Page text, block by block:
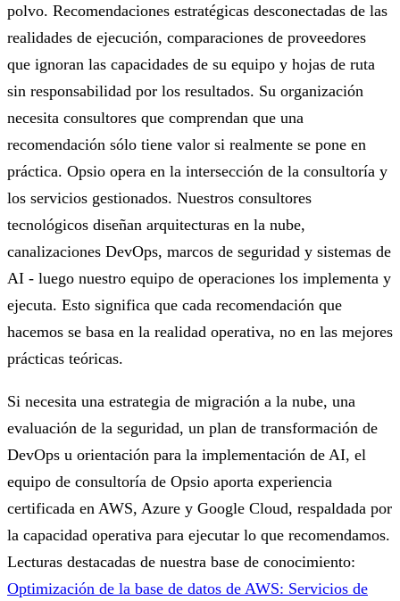
polvo. Recomendaciones estratégicas desconectadas de las
realidades de ejecución, comparaciones de proveedores
que ignoran las capacidades de su equipo y hojas de ruta
sin responsabilidad por los resultados. Su organización
necesita consultores que comprendan que una
recomendación sólo tiene valor si realmente se pone en
práctica. Opsio opera en la intersección de la consultoría y
los servicios gestionados. Nuestros consultores
tecnológicos diseñan arquitecturas en la nube,
canalizaciones DevOps, marcos de seguridad y sistemas de
AI - luego nuestro equipo de operaciones los implementa y
ejecuta. Esto significa que cada recomendación que
hacemos se basa en la realidad operativa, no en las mejores
prácticas teóricas.
Si necesita una estrategia de migración a la nube, una
evaluación de la seguridad, un plan de transformación de
DevOps u orientación para la implementación de AI, el
equipo de consultoría de Opsio aporta experiencia
certificada en AWS, Azure y Google Cloud, respaldada por
la capacidad operativa para ejecutar lo que recomendamos.
Lecturas destacadas de nuestra base de conocimiento:
Optimización de la base de datos de AWS: Servicios de